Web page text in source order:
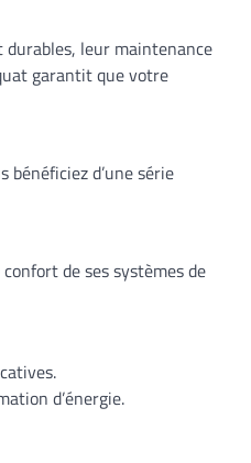
leur maintenance
garantit que votre
bénéficiez d’une série
de ses systèmes de
d’énergie.